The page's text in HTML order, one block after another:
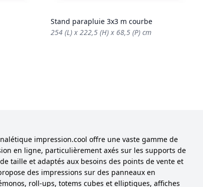
Stand parapluie 3x3 m courbe
254 (L) x 222,5 (H) x 68,5 (P) cm
impression.cool offre une vaste gamme de
en ligne, particulièrement axés sur les supports de
taille et adaptés aux besoins des points de vente et
des impressions sur des panneaux en
roll-ups, totems cubes et elliptiques, affiches